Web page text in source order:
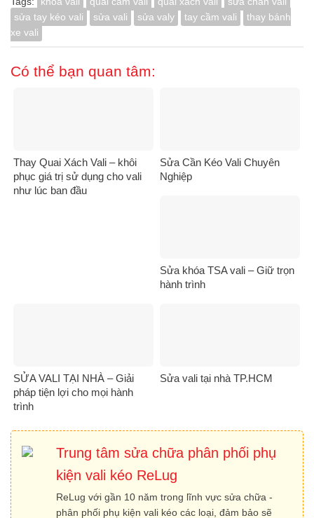
sửa tay kéo vali
sửa vali sửa valy tay cầm vali
thay bánh
xe vali
Có thể bạn quan tâm:
Thay Quai Xách Vali – khôi
phục giá trị sử dụng cho vali
như lúc ban đầu
Sửa Cần Kéo Vali Chuyên
Nghiệp
Sửa khóa TSA vali – Giữ trọn
hành trình
SỬA VALI TẠI NHÀ – Giải
pháp tiện lợi cho mọi hành
trình
Sửa vali tại nhà TP.HCM
Trung tâm sửa chữa phân phối phụ
kiện vali kéo ReLug
ReLug với gần 10 năm trong lĩnh vực sửa chữa -
phân phối phụ kiện vali kéo các loại, đảm bảo sẽ